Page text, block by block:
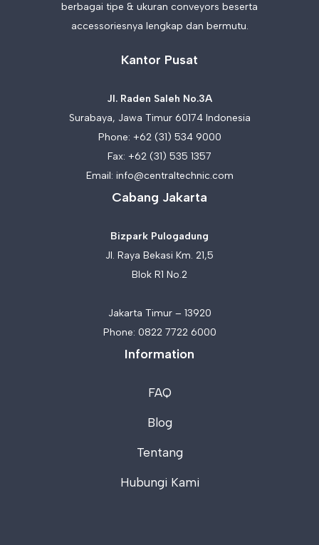
berbagai tipe & ukuran conveyors beserta
accessoriesnya lengkap dan bermutu.
Kantor Pusat
Jl. Raden Saleh No.3A
Surabaya, Jawa Timur 60174 Indonesia
Phone: +62 (31) 534 9000
Fax: +62 (31) 535 1357
Email: info@centraltechnic.com
Cabang Jakarta
Bizpark Pulogadung
Jl. Raya Bekasi Km. 21,5
Blok R1 No.2
Jakarta Timur – 13920
Phone: 0822 7722 6000
Information
FAQ
Blog
Tentang
Hubungi Kami